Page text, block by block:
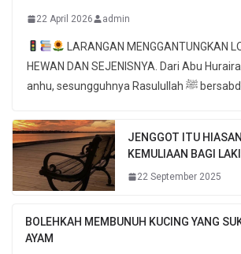
22 April 2026 admin
LARANGAN MENGGANTUNGKAN
HEWAN DAN SEJENISNYA. Dari Abu
JENGGOT ITU
KEMULIAAN BAGI
22 September 2025
BOLEHKAH MEMBUNUH KUCING YANG
AYAM